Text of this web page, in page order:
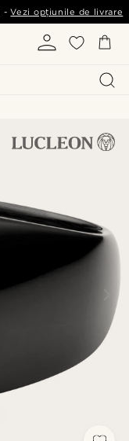
-Vezi opțiunile de livrare